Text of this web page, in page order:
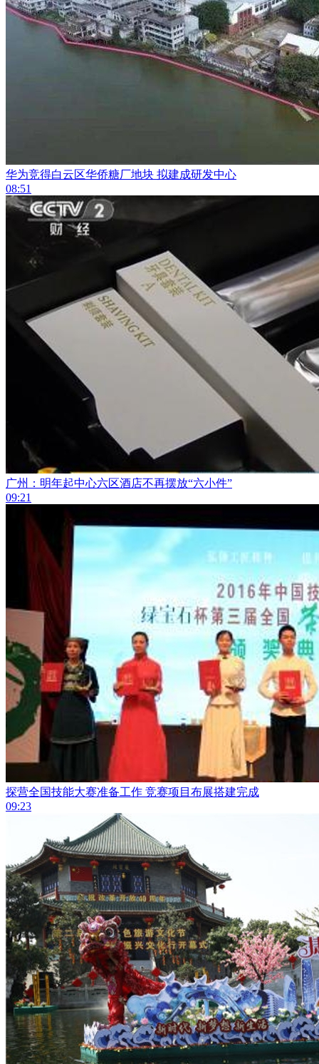
华为竞得白云区华侨糖厂地块 拟建成研发中心
08:51
广州：明年起中心六区酒店不再摆放“六小件”
09:21
探营全国技能大赛准备工作 竞赛项目布展搭建完成
09:23